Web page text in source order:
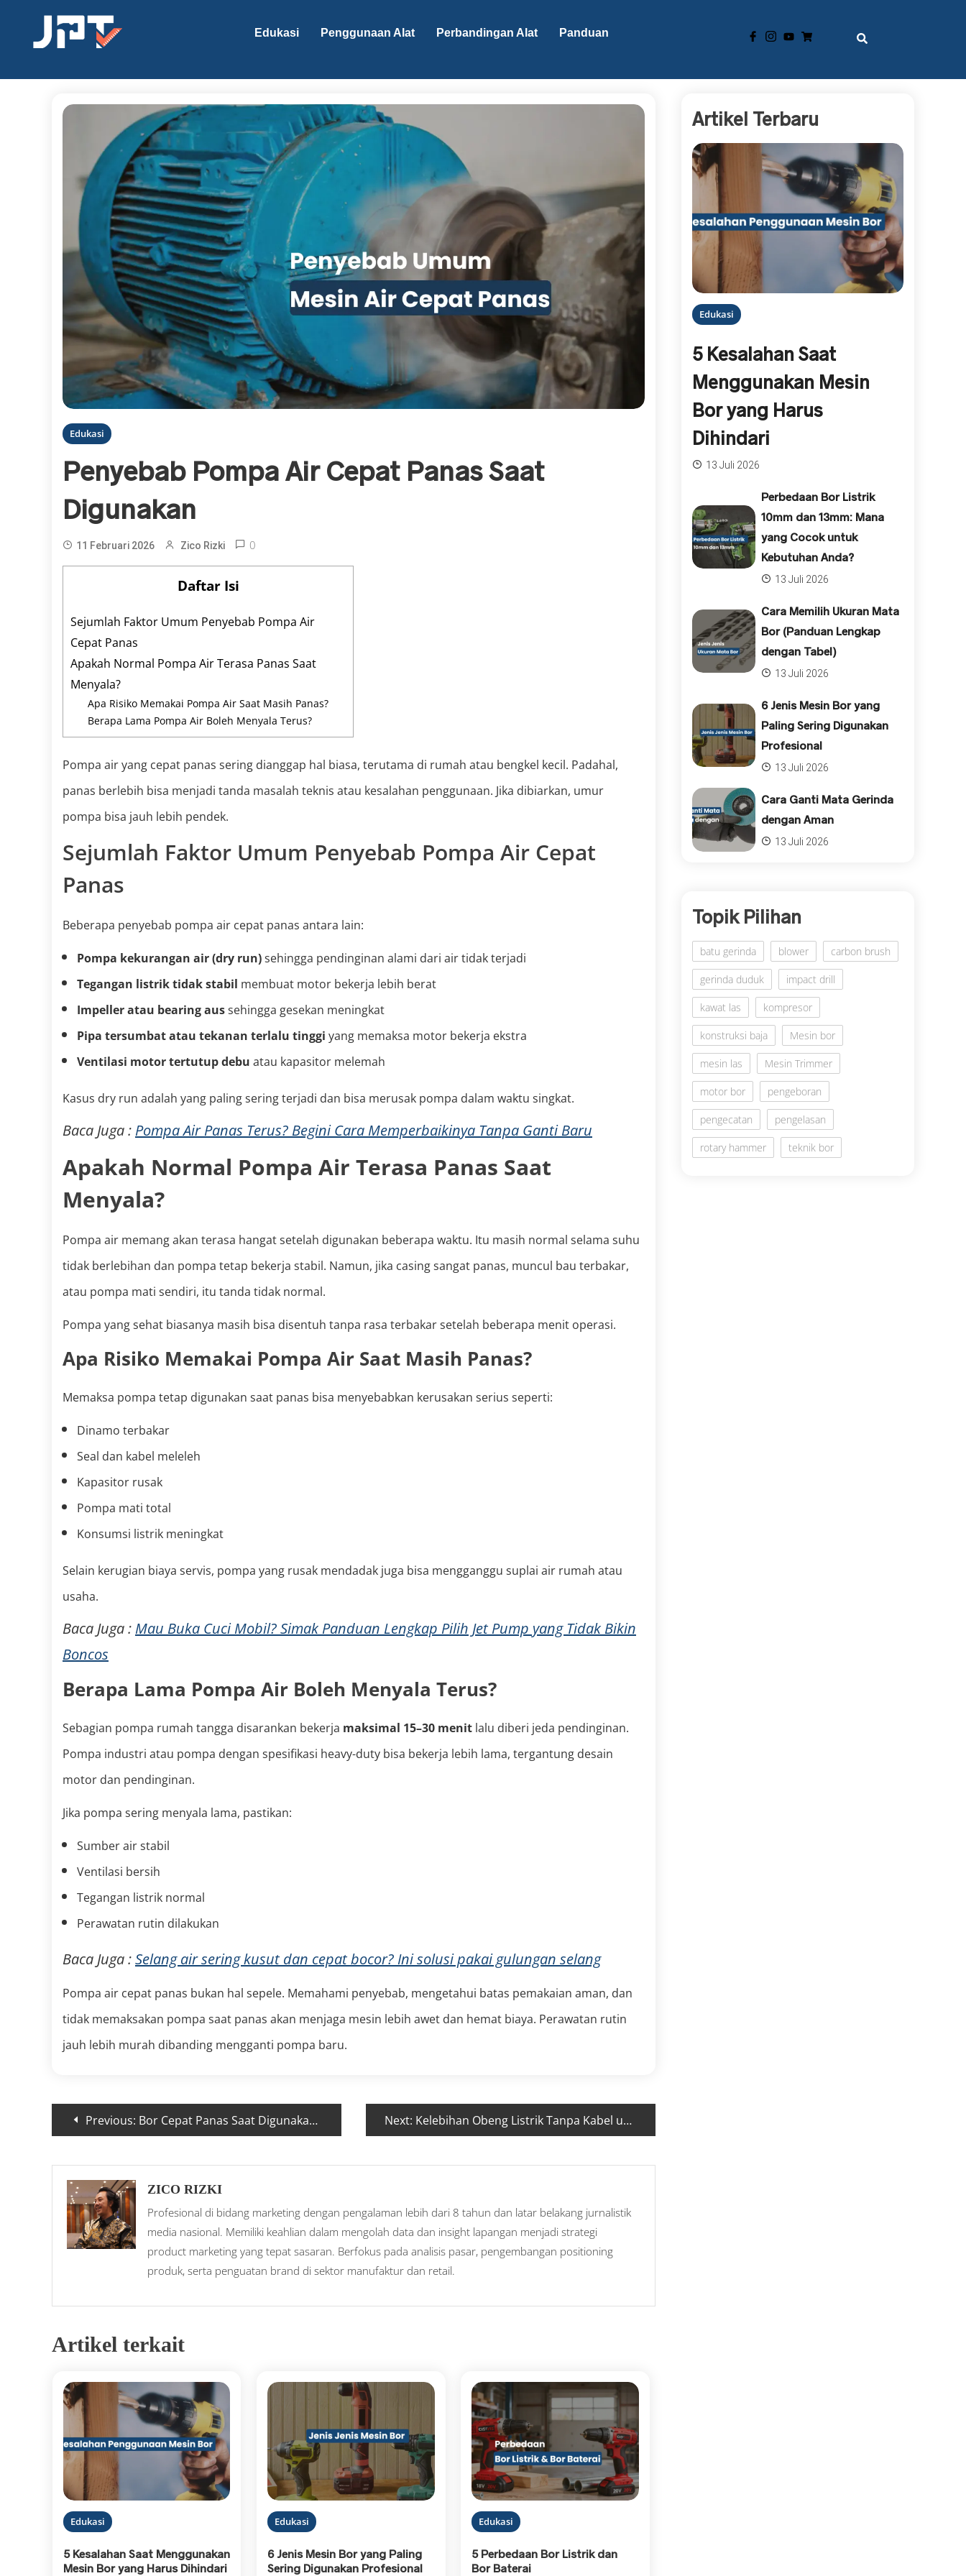
Edukasi Penggunaan Alat Perbandingan Alat Panduan
Edukasi
Penyebab Pompa Air Cepat Panas Saat
Digunakan
11 Februari 2026 Zico Rizki 0
Daftar Isi
Sejumlah Faktor Umum Penyebab Pompa Air
Cepat Panas
Apakah Normal Pompa Air Terasa Panas Saat
Menyala?
Apa Risiko Memakai Pompa Air Saat Masih Panas?
Berapa Lama Pompa Air Boleh Menyala Terus?
Pompa air yang cepat panas sering dianggap hal biasa, terutama di rumah atau bengkel kecil. Padahal,
panas berlebih bisa menjadi tanda masalah teknis atau kesalahan penggunaan. Jika dibiarkan, umur
pompa bisa jauh lebih pendek.
Sejumlah Faktor Umum Penyebab Pompa Air Cepat
Panas
Beberapa penyebab pompa air cepat panas antara lain:
Pompa kekurangan air (dry run)sehingga pendinginan alami dari air tidak terjadi
Tegangan listrik tidak stabil membuat motor bekerja lebih berat
Impeller atau bearing aussehingga gesekan meningkat
Pipa tersumbat atau tekanan terlalu tinggi yang memaksa motor bekerja ekstra
Ventilasi motor tertutup debu atau kapasitor melemah
Kasus dry run adalah yang paling sering terjadi dan bisa merusak pompa dalam waktu singkat.
Baca Juga : Pompa Air Panas Terus? Begini Cara Memperbaikinya Tanpa Ganti Baru
Apakah Normal Pompa Air Terasa Panas Saat
Menyala?
Pompa air memang akan terasa hangat setelah digunakan beberapa waktu. Itu masih normal selama suhu
tidak berlebihan dan pompa tetap bekerja stabil. Namun, jika casing sangat panas, muncul bau terbakar,
atau pompa mati sendiri, itu tanda tidak normal.
Pompa yang sehat biasanya masih bisa disentuh tanpa rasa terbakar setelah beberapa menit operasi.
Apa Risiko Memakai Pompa Air Saat Masih Panas?
Memaksa pompa tetap digunakan saat panas bisa menyebabkan kerusakan serius seperti:
Dinamo terbakar
Seal dan kabel meleleh
Kapasitor rusak
Pompa mati total
Konsumsi listrik meningkat
Selain kerugian biaya servis, pompa yang rusak mendadak juga bisa mengganggu suplai air rumah atau
usaha.
Baca Juga : Mau Buka Cuci Mobil? Simak Panduan Lengkap Pilih Jet Pump yang Tidak Bikin
Boncos
Berapa Lama Pompa Air Boleh Menyala Terus?
Sebagian pompa rumah tangga disarankan bekerja maksimal 15–30 menit lalu diberi jeda pendinginan.
Pompa industri atau pompa dengan spesifikasi heavy-duty bisa bekerja lebih lama, tergantung desain
motor dan pendinginan.
Jika pompa sering menyala lama, pastikan:
Sumber air stabil
Ventilasi bersih
Tegangan listrik normal
Perawatan rutin dilakukan
Baca Juga :Selang air sering kusut dan cepat bocor? Ini solusi pakai gulungan selang
Pompa air cepat panas bukan hal sepele. Memahami penyebab, mengetahui batas pemakaian aman, dan
tidak memaksakan pompa saat panas akan menjaga mesin lebih awet dan hemat biaya. Perawatan rutin
jauh lebih murah dibanding mengganti pompa baru.
Previous: Bor Cepat Panas Saat Digunakan, Ini Penyebab Utamanya Next: Kelebihan Obeng Listrik Tanpa Kabel untuk Pekerjaan DIY
ZICO RIZKI
Profesional di bidang marketing dengan pengalaman lebih dari 8 tahun dan latar belakang jurnalistik
media nasional. Memiliki keahlian dalam mengolah data dan insight lapangan menjadi strategi
product marketing yang tepat sasaran. Berfokus pada analisis pasar, pengembangan positioning
produk, serta penguatan brand di sektor manufaktur dan retail.
Artikel terkait
Edukasi
5 Kesalahan Saat Menggunakan
Mesin Bor yang Harus Dihindari
Edukasi
6 Jenis Mesin Bor yang Paling
Sering Digunakan Profesional
Edukasi
5 Perbedaan Bor Listrik dan
Bor Baterai
Artikel Terbaru
Edukasi
5 Kesalahan Saat
Menggunakan Mesin
Bor yang Harus
Dihindari
13 Juli 2026
Perbedaan Bor Listrik
10mm dan 13mm: Mana
yang Cocok untuk
Kebutuhan Anda?
13 Juli 2026
Cara Memilih Ukuran Mata
Bor (Panduan Lengkap
dengan Tabel)
13 Juli 2026
6 Jenis Mesin Bor yang
Paling Sering Digunakan
Profesional
13 Juli 2026
Cara Ganti Mata Gerinda
dengan Aman
13 Juli 2026
Topik Pilihan
batu gerinda blower carbon brush
gerinda duduk impact drill
kawat las kompresor
konstruksi baja Mesin bor
mesin las Mesin Trimmer
motor bor pengeboran
pengecatan pengelasan
rotary hammer teknik bor